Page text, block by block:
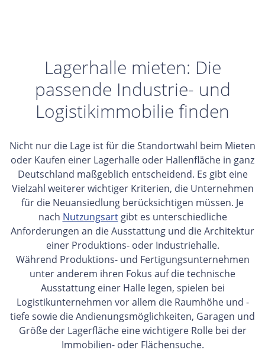
Lagerhalle mieten: Die
passende Industrie- und
Logistikimmobilie finden
Nicht nur die Lage ist für die Standortwahl beim Mieten
oder Kaufen einer Lagerhalle oder Hallenfläche in ganz
Deutschland maßgeblich entscheidend. Es gibt eine
Vielzahl weiterer wichtiger Kriterien, die Unternehmen
für die Neuansiedlung berücksichtigen müssen. Je
nach Nutzungsartgibt es unterschiedliche
Anforderungen an die Ausstattung und die Architektur
einer Produktions- oder Industriehalle.
Während Produktions- und Fertigungsunternehmen
unter anderem ihren Fokus auf die technische
Ausstattung einer Halle legen, spielen bei
Logistikunternehmen vor allem die Raumhöhe und -
tiefe sowie die Andienungsmöglichkeiten, Garagen und
Größe der Lagerfläche eine wichtigere Rolle bei der
Immobilien- oder Flächensuche.